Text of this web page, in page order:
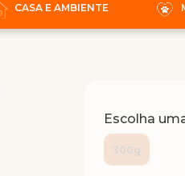
CASA E AMBIENTE
Escolha
300g